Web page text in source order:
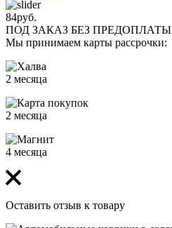
84руб.
ПОД ЗАКАЗ БЕЗ ПРЕДОПЛАТЫ
Мы принимаем карты рассрочки:
2 месяца
2 месяца
4 месяца
Оставить отзыв к товару